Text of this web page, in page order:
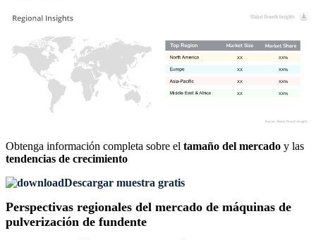
XX%
XX
XX%
XX
XX%
XX
XX%
XX
Obtenga información completa sobre el tamaño del mercado y las
tendencias de crecimiento
Descargar muestra gratis
Perspectivas regionales del mercado de máquinas de
pulverización de fundente